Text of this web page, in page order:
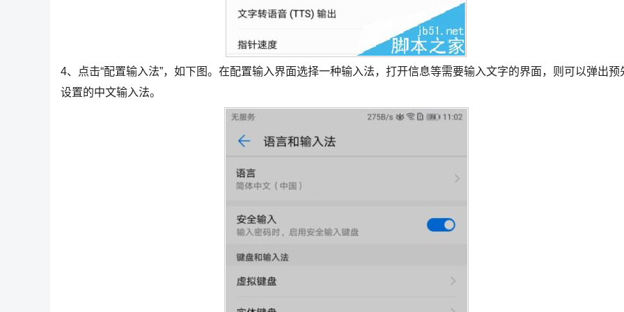
4、点击“配置输入法”，如下图。在配置输入界面选择一种输入法，打开信息等需要输入文字的界面，则可以弹出预
设置的中文输入法。